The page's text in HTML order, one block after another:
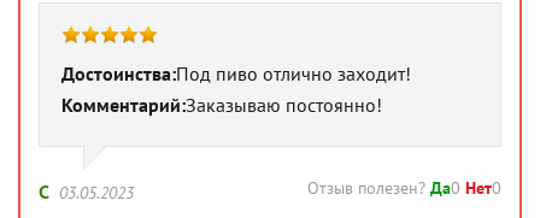
Достоинства:Под пиво отлично заходит!
Комментарий:Заказываю постоянно!
С 03.05.2023 Отзыв полезен? Да0 Нет0